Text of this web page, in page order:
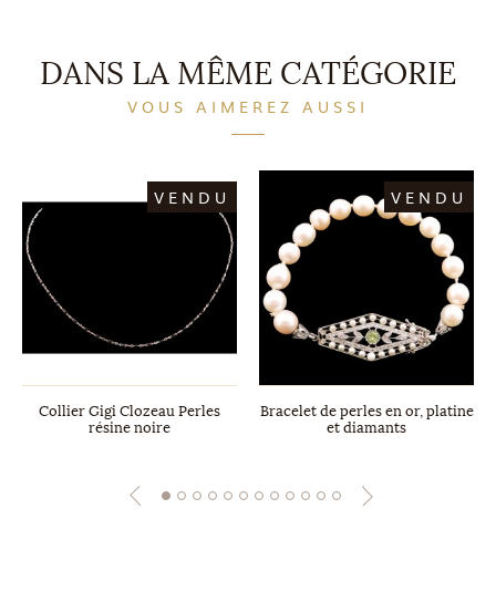
DANS LA MÊME CATÉGORIE
VOUS AIMEREZ AUSSI
VENDU
Collier Gigi Clozeau Perles
résine noire
VENDU
Bracelet de perles en or, platine
et diamants